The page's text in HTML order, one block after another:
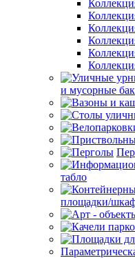
и мусорные
табло
площадки/